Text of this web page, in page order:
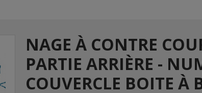
NAGE À CONTRE
PARTIE ARRIÈRE -
COUVERCLE BOITE À